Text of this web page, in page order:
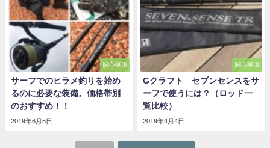
関心事項
サーフでのヒラメ釣りを始め
るのに必要な装備。価格帯別
のおすすめ！！
2019年6月5日
関心事項
Gクラフト セブンセンスをサ
ーフで使うには？（ロッド一
覧比較）
2019年4月4日